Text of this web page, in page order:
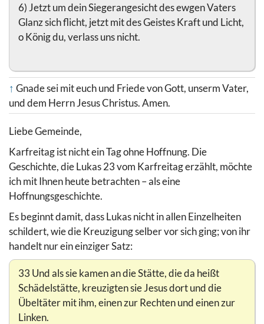
6) Jetzt um dein Siegerangesicht des ewgen Vaters
Glanz sich flicht, jetzt mit des Geistes Kraft und Licht,
o König du, verlass uns nicht.
↑ Gnade sei mit euch und Friede von Gott, unserm Vater,
und dem Herrn Jesus Christus. Amen.
Liebe Gemeinde,
Karfreitag ist nicht ein Tag ohne Hoffnung. Die
Geschichte, die Lukas 23 vom Karfreitag erzählt, möchte
ich mit Ihnen heute betrachten – als eine
Hoffnungsgeschichte.
Es beginnt damit, dass Lukas nicht in allen Einzelheiten
schildert, wie die Kreuzigung selber vor sich ging; von ihr
handelt nur ein einziger Satz:
33 Und als sie kamen an die Stätte, die da heißt
Schädelstätte, kreuzigten sie Jesus dort und die
Übeltäter mit ihm, einen zur Rechten und einen zur
Linken.